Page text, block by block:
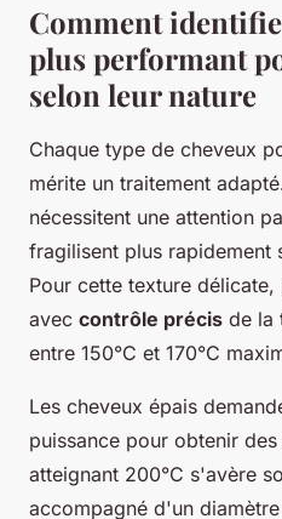
Comment
plus performant
selon leur nature
Chaque type de cheveux
mérite un traitement
nécessitent une attention
fragilisent plus rapidement
Pour cette texture
avec contrôle précis de la
entre 150°C et 170°C
Les cheveux épais
puissance pour obtenir
atteignant 200°C s'avère
accompagné d'un